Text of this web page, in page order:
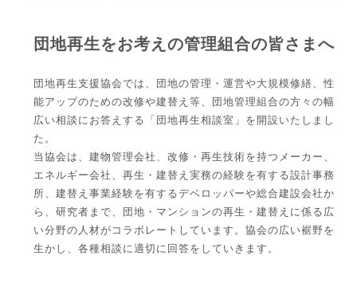
団地再生をお考えの管理組合の皆さまへ
団地再生支援協会では、団地の管理・運営や大規模修繕、性
能アップのための改修や建替え等、団地管理組合の方々の幅
広い相談にお答えする「団地再生相談室」を開設いたしまし
た。
当協会は、建物管理会社、改修・再生技術を持つメーカー、
エネルギー会社、再生・建替え実務の経験を有する設計事務
所、建替え事業経験を有するデベロッパーや総合建設会社か
ら、研究者まで、団地・マンションの再生・建替えに係る広
い分野の人材がコラボレートしています。協会の広い裾野を
生かし、各種相談に適切に回答をしていきます。